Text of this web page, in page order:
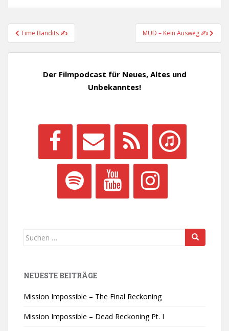
Beitragsnavigation
Time Bandits ✍ MUD – Kein Ausweg ✍
Der Filmpodcast für Neues, Altes und
Unbekanntes!
Suchen
NEUESTE BEITRÄGE
Mission Impossible – The Final Reckoning
Mission Impossible – Dead Reckoning Pt. I